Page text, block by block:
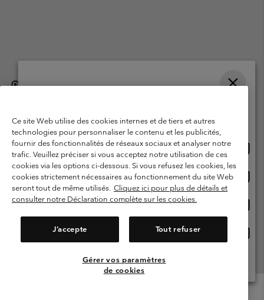
België (Nederlands) | English ›| français ›
Gebruiksvoorwaarden
Verkoopvoorwaarden
Garantie
Privacybeleid
Gebruiksvoorwaarden voor lidmaatschap
Voorwaarden voor door gebruikers gegenereerde inhoud
Impressum
Cookies
Helpcentrum: Maan-Vrij. 9:00 - 13:00 & 14:00- 18:00
Ce site Web utilise des cookies internes et de tiers et autres
technologies pour personnaliser le contenu et les publicités,
fournir des fonctionnalités de réseaux sociaux et analyser notre
trafic. Veuillez préciser si vous acceptez notre utilisation de ces
cookies via les options ci-dessous. Si vous refusez les cookies, les
cookies strictement nécessaires au fonctionnement du site Web
seront tout de même utilisés. Cliquez ici pour plus de détails et
consulter notre Déclaration complète sur les cookies.
J’accepte Tout refuser
Gérer vos paramètres
de cookies
Online shoppen beschikbaar
United States
Belgium-English
Belgium-Français
Belgium-Dutch
Alle Locaties Bekijken